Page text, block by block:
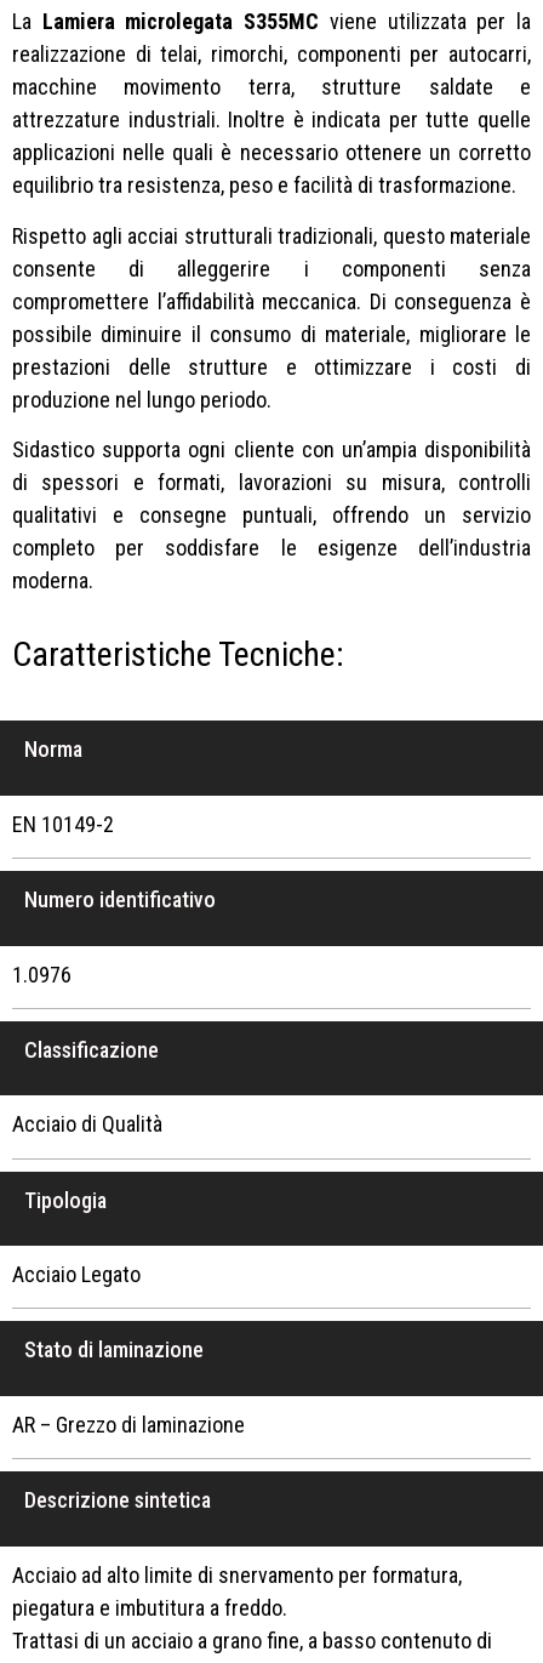
La Lamiera microlegata S355MC viene utilizzata per la
realizzazione di telai, rimorchi, componenti per autocarri,
macchine movimento terra, strutture saldate e
attrezzature industriali. Inoltre è indicata per tutte quelle
applicazioni nelle quali è necessario ottenere un corretto
equilibrio tra resistenza, peso e facilità di trasformazione.
Rispetto agli acciai strutturali tradizionali, questo materiale
consente di alleggerire i componenti senza
compromettere l’affidabilità meccanica. Di conseguenza è
possibile diminuire il consumo di materiale, migliorare le
prestazioni delle strutture e ottimizzare i costi di
produzione nel lungo periodo.
Sidastico supporta ogni cliente con un’ampia disponibilità
di spessori e formati, lavorazioni su misura, controlli
qualitativi e consegne puntuali, offrendo un servizio
completo per soddisfare le esigenze dell’industria
moderna.
Caratteristiche Tecniche:
Norma
EN 10149-2
Numero identificativo
1.0976
Classificazione
Acciaio di Qualità
Tipologia
Acciaio Legato
Stato di laminazione
AR – Grezzo di laminazione
Descrizione sintetica
Acciaio ad alto limite di snervamento per formatura,
piegatura e imbutitura a freddo.
Trattasi di un acciaio a grano fine, a basso contenuto di